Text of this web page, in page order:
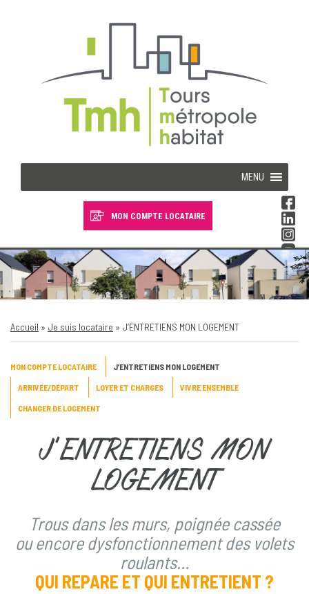
MENU
MON COMPTE LOCATAIRE
Devenir locataire Devenir propriétaire
Accueil » Je suis locataire » J’ENTRETIENS MON LOGEMENT
MON COMPTE LOCATAIRE J’ENTRETIENS MON LOGEMENT
ARRIVÉE/DÉPART LOYER ET CHARGES VIVRE ENSEMBLE
CHANGER DE LOGEMENT
J’ENTRETIENS MON
LOGEMENT
Trous dans les murs, poignée cassée
ou encore dysfonctionnement des volets
roulants…
QUI REPARE ET QUI ENTRETIENT ?